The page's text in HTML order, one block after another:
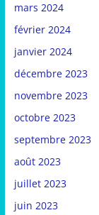
mars 2024
février 2024
janvier 2024
décembre 2023
novembre 2023
octobre 2023
septembre 2023
août 2023
juillet 2023
juin 2023